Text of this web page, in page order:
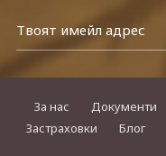
За нас Документи
Застраховки
Блог